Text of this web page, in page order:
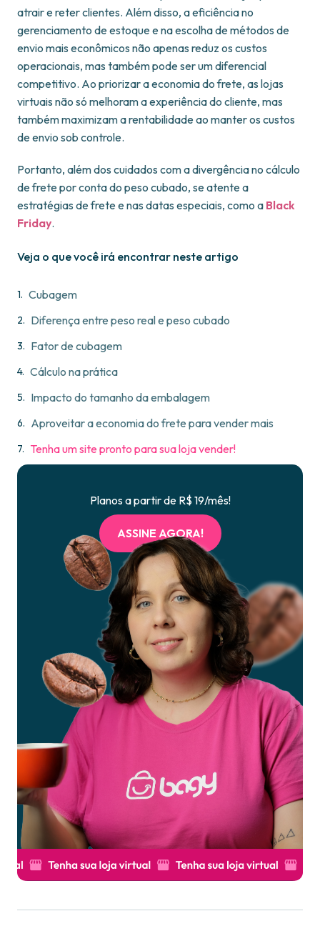
atrair e reter clientes. Além disso, a eficiência no
gerenciamento de estoque e na escolha de métodos de
envio mais econômicos não apenas reduz os custos
operacionais, mas também pode ser um diferencial
competitivo. Ao priorizar a economia do frete, as lojas
virtuais não só melhoram a experiência do cliente, mas
também maximizam a rentabilidade ao manter os custos
de envio sob controle.
Portanto, além dos cuidados com a divergência no cálculo
de frete por conta do peso cubado, se atente a
estratégias de frete e nas datas especiais, como a Black
Friday.
Veja o que você irá encontrar neste artigo
Cubagem
Diferença entre peso real e peso cubado
Fator de cubagem
Cálculo na prática
Impacto do tamanho da embalagem
Aproveitar a economia do frete para vender mais
Tenha um site pronto para sua loja vender!
Planos a partir de R$ 19/mês!
ASSINE AGORA!